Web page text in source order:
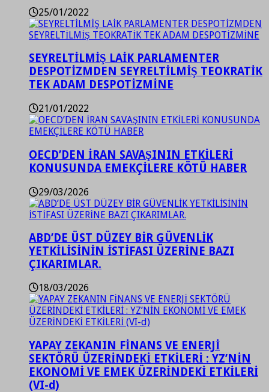
25/01/2022
SEYRELTİLMİŞ LAİK PARLAMENTER
DESPOTİZMDEN SEYRELTİLMİŞ TEOKRATİK
TEK ADAM DESPOTİZMİNE
21/01/2022
OECD’DEN İRAN SAVAŞININ ETKİLERİ
KONUSUNDA EMEKÇİLERE KÖTÜ HABER
29/03/2026
ABD’DE ÜST DÜZEY BİR GÜVENLİK
YETKİLİSİNİN İSTİFASI ÜZERİNE BAZI
ÇIKARIMLAR.
18/03/2026
YAPAY ZEKANIN FİNANS VE ENERJİ
SEKTÖRÜ ÜZERİNDEKİ ETKİLERİ : YZ’NİN
EKONOMİ VE EMEK ÜZERİNDEKİ ETKİLERİ
(VI-d)